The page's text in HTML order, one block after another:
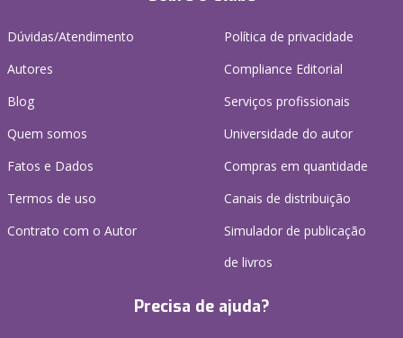
Dúvidas/Atendimento
Autores
Blog
Quem somos
Fatos e Dados
Termos de uso
Contrato com o Autor
Política de privacidade
Compliance Editorial
Serviços profissionais
Universidade do autor
Compras em quantidade
Canais de distribuição
Simulador de publicação
de livros
Precisa de ajuda?